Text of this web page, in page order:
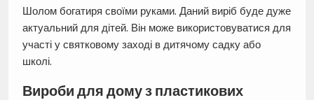
Шолом богатиря своїми руками. Даний виріб буде дуже
актуальний для дітей. Він може використовуватися для
участі у святковому заході в дитячому садку або
школі.
Вироби для дому з пластикових